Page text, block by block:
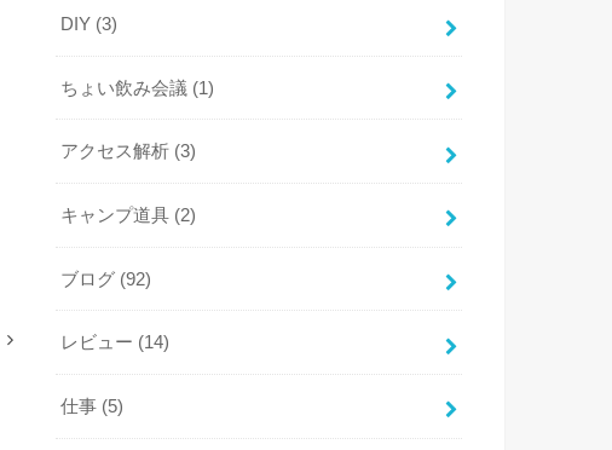
DIY (3)
ちょい飲み会議 (1)
アクセス解析 (3)
キャンプ道具 (2)
ブログ (92)
レビュー (14)
仕事 (5)